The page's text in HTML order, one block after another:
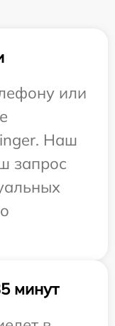
или
Наш
запрос
минут